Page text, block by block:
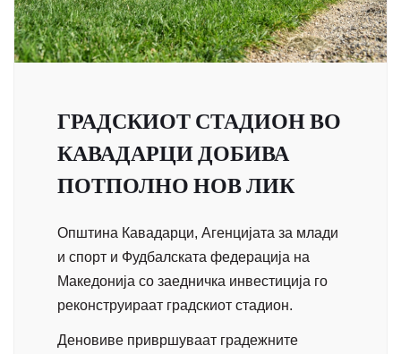
ГРАДСКИОТ СТАДИОН ВО
КАВАДАРЦИ ДОБИВА
ПОТПОЛНО НОВ ЛИК
Општина Кавадарци, Агенцијата за млади
и спорт и Фудбалската федерација на
Македонија со заедничка инвестиција го
реконструираат градскиот стадион.
Деновиве привршуваат градежните